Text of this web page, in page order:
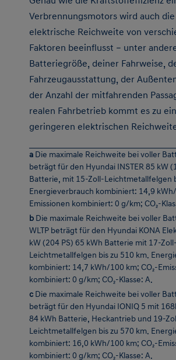
Faktoren beeinflusst – unter
Batteriegröße, deiner Fahrweise,
Fahrzeugausstattung, der
der Anzahl der mitfahrenden
realen Fahrbetrieb kommt es zu
geringeren elektrischen
aDie maximale Reichweite bei voller
beträgt für den Hyundai INSTER 85 kW
Energieverbrauch kombiniert: 14,9
Emissionen kombiniert: 0 g/km; CO₂-
bDie maximale Reichweite bei voller
WLTP beträgt für den Hyundai KONA
kW (204 PS) 65 kWh Batterie mit 17-
Leichtmetallfelgen bis zu 510 km.
kombiniert: 14,7 kWh/100 km; CO₂-
kombiniert: 0 g/km; CO₂-Klasse: A.
c Die maximale Reichweite bei voller
beträgt für den Hyundai IONIQ 5 mit
84 kWh Batterie, Heckantrieb und 19-
Leichtmetallfelgen bis zu 570 km.
kombiniert: 16,0 kWh/100 km; CO₂-
kombiniert: 0 g/km; CO₂-Klasse: A.
dDie maximale Reichweite bei voller
WLTP beträgt für den Hyundai IONIQ 9
Batterie, Heckantrieb und 19-Zoll-